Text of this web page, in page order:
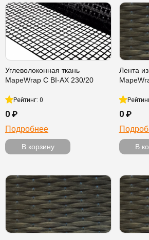
Углеволоконная ткань
MapeWrap C BI-AX 230/20
Рейтинг: 0
0 ₽
Подробнее
В корзину
Лента
0 ₽
В